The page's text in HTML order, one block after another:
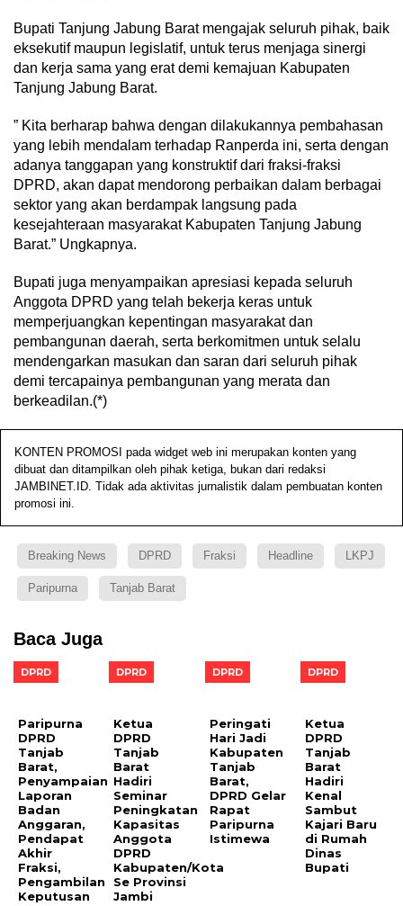
Bupati Tanjung Jabung Barat mengajak seluruh pihak, baik
eksekutif maupun legislatif, untuk terus menjaga sinergi
dan kerja sama yang erat demi kemajuan Kabupaten
Tanjung Jabung Barat.
” Kita berharap bahwa dengan dilakukannya pembahasan
yang lebih mendalam terhadap Ranperda ini, serta dengan
adanya tanggapan yang konstruktif dari fraksi-fraksi
DPRD, akan dapat mendorong perbaikan dalam berbagai
sektor yang akan berdampak langsung pada
kesejahteraan masyarakat Kabupaten Tanjung Jabung
Barat.” Ungkapnya.
Bupati juga menyampaikan apresiasi kepada seluruh
Anggota DPRD yang telah bekerja keras untuk
memperjuangkan kepentingan masyarakat dan
pembangunan daerah, serta berkomitmen untuk selalu
mendengarkan masukan dan saran dari seluruh pihak
demi tercapainya pembangunan yang merata dan
berkeadilan.(*)
KONTEN PROMOSI pada widget web ini merupakan konten yang
dibuat dan ditampilkan oleh pihak ketiga, bukan dari redaksi
JAMBINET.ID. Tidak ada aktivitas jurnalistik dalam pembuatan konten
promosi ini.
Breaking News DPRD Fraksi Headline LKPJ
Paripurna Tanjab Barat
Baca Juga
DPRD
Paripurna
DPRD
Tanjab
Barat,
Penyampaian
Laporan
Badan
Anggaran,
Pendapat
Akhir
Fraksi,
Pengambilan
Keputusan
DPRD
Ketua
DPRD
Tanjab
Barat
Hadiri
Seminar
Peningkatan
Kapasitas
Anggota
DPRD
Kabupaten/Kota
Se Provinsi
Jambi
DPRD
Peringati
Hari Jadi
Kabupaten
Tanjab
Barat,
DPRD Gelar
Rapat
Paripurna
Istimewa
DPRD
Ketua
DPRD
Tanjab
Barat
Hadiri
Kenal
Sambut
Kajari Baru
di Rumah
Dinas
Bupati